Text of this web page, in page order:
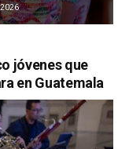
2026
jóvenes que
en Guatemala